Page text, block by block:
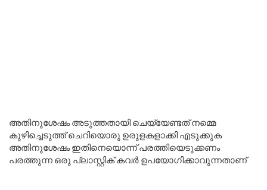
അതിനുശേഷം അടുത്തതായി ചെയ്യേണ്ടത് നമ്മെ
കുഴിച്ചെടുത്ത് ചെറിയൊരു ഉരുളകളാക്കി എടുക്കുക
അതിനുശേഷം ഇതിനെയൊന്ന് പരത്തിയെടുക്കണം
പരത്തുന്ന ഒരു പ്ലാസ്റ്റിക് കവർ ഉപയോഗിക്കാവുന്നതാണ്